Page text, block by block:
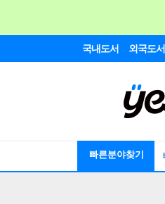
국내도서 외국도서
빠른분야찾기